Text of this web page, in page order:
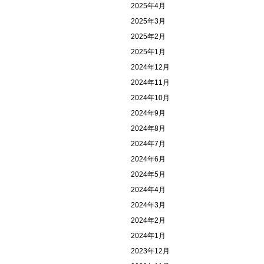
2025年4月
2025年3月
2025年2月
2025年1月
2024年12月
2024年11月
2024年10月
2024年9月
2024年8月
2024年7月
2024年6月
2024年5月
2024年4月
2024年3月
2024年2月
2024年1月
2023年12月